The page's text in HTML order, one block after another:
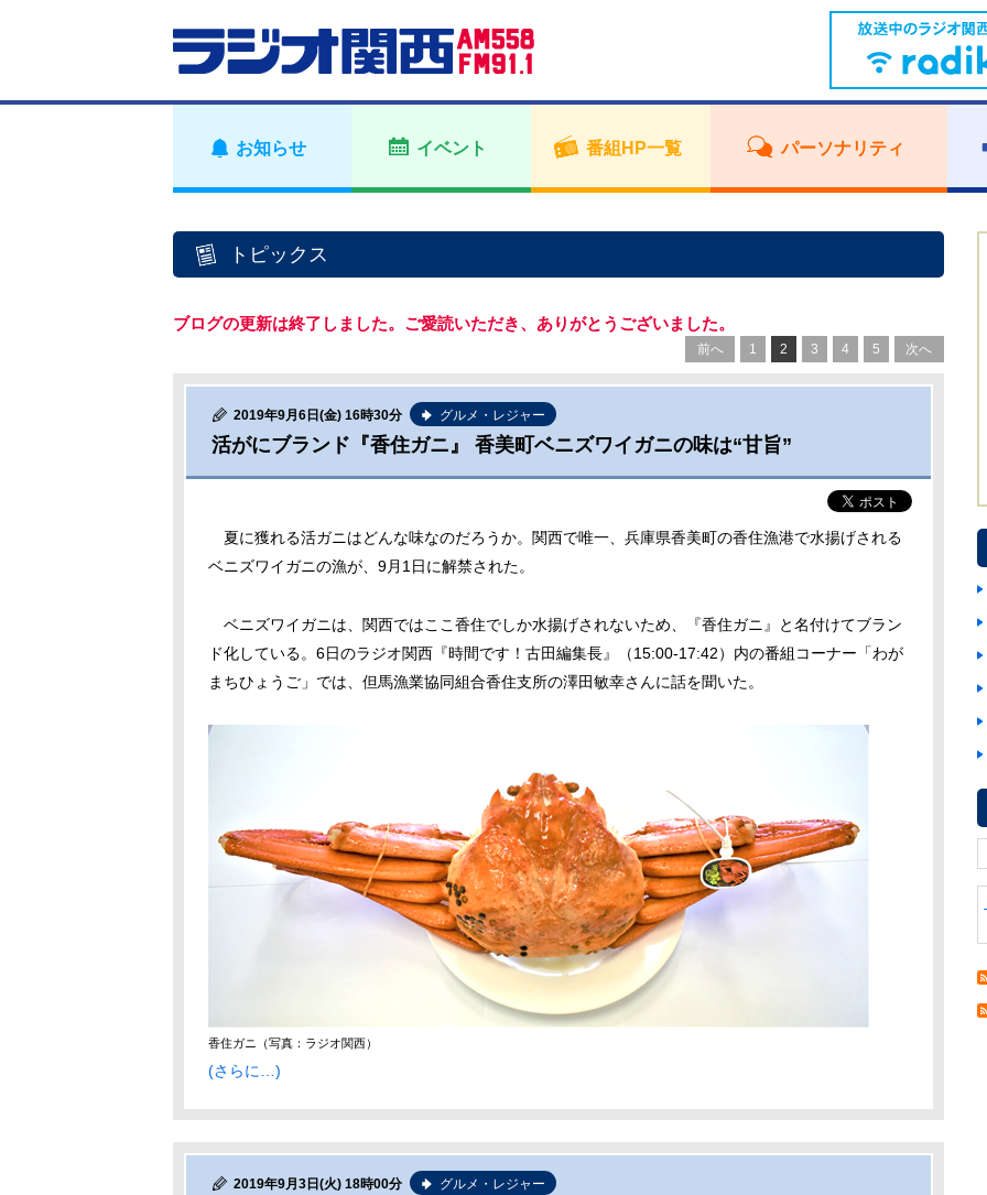
お知らせ イベント 番組HP一覧 パーソナリティ
トピックス
ブログの更新は終了しました。ご愛読いただき、ありがとうございました。
前へ 1 2 3 4 5 次へ
2019年9月6日(金) 16時30分 グルメ・レジャー
活がにブランド『香住ガニ』 香美町ベニズワイガニの味は“甘旨”
夏に獲れる活ガニはどんな味なのだろうか。関西で唯一、兵庫県香美町の香住漁港で水揚げされる
ベニズワイガニの漁が、9月1日に解禁された。
ベニズワイガニは、関西ではここ香住でしか水揚げされないため、『香住ガニ』と名付けてブラン
ド化している。6日のラジオ関西『時間です！古田編集長』（15:00-17:42）内の番組コーナー「わが
まちひょうご」では、但馬漁業協同組合香住支所の澤田敏幸さんに話を聞いた。
香住ガニ（写真：ラジオ関西）
(さらに…)
2019年9月3日(火) 18時00分 グルメ・レジャー